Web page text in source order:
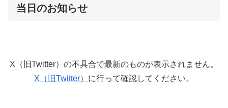
当日のお知らせ
X（旧Twitter）の不具合で最新のものが表示されません。
X（旧Twitter） に行って確認してください。